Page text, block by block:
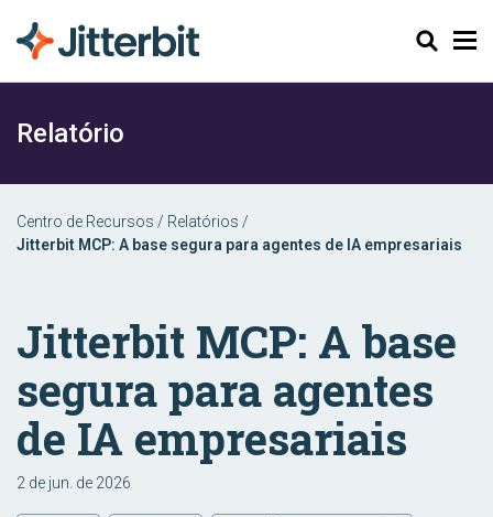
Pesquisar
Relatório
Centro de Recursos / Relatórios /
Jitterbit MCP: A base segura para agentes de IA empresariais
Jitterbit MCP: A base
segura para agentes
de IA empresariais
2 de jun. de 2026